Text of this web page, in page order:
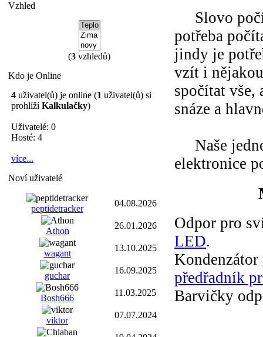
Vzhled
(3 vzhledů)
Kdo je Online
4 uživatel(ů) je online (1 uživatel(ů) si
prohlížíKalkulačky)
Uživatelé: 0
Hosté: 4
více...
Noví uživatelé
peptidetracker
04.08.2026
Athon
26.01.2026
wagant
13.10.2025
guchar
16.09.2025
Bosh666
11.03.2025
viktor
07.07.2024
Slovo
potřeba
jindy je
vzít i
spočítat vše,
snáze a
Naše
elektronice
Odpor pro
LED.
předřadník
Barvičky